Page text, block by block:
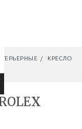
/
КРЕСЛО